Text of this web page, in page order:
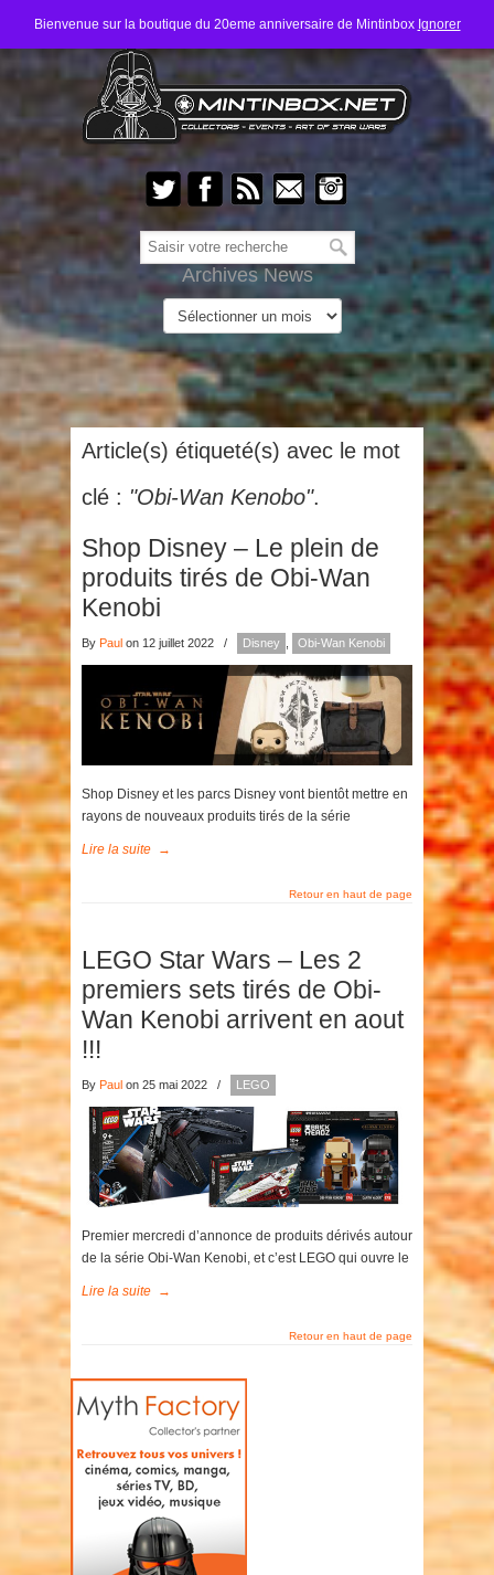
Bienvenue sur la boutique du 20eme anniversaire de Mintinbox Ignorer
Archives News
Article(s) étiqueté(s) avec le mot
clé : "Obi-Wan Kenobo".
Shop Disney – Le plein de
produits tirés de Obi-Wan
Kenobi
By Paul on 12 juillet 2022 / Disney Obi-Wan Kenobi
Shop Disney et les parcs Disney vont bientôt mettre en
rayons de nouveaux produits tirés de la série
Lire la suite →
Retour en haut de page
LEGO Star Wars – Les 2
premiers sets tirés de Obi-
Wan Kenobi arrivent en aout
!!!
By Paul on 25 mai 2022 / LEGO
Premier mercredi d’annonce de produits dérivés autour
de la série Obi-Wan Kenobi, et c’est LEGO qui ouvre le
Lire la suite →
Retour en haut de page